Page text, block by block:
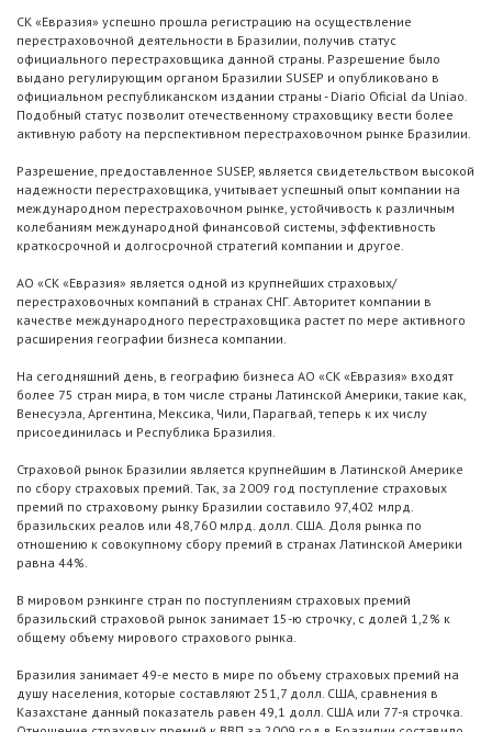
СК «Евразия» успешно прошла регистрацию на осуществление
перестраховочной деятельности в Бразилии, получив статус
официального перестраховщика данной страны. Разрешение было
выдано регулирующим органом Бразилии SUSEP и опубликовано в
официальном республиканском издании страны - Diario Oficial da Uniao.
Подобный статус позволит отечественному страховщику вести более
активную работу на перспективном перестраховочном рынке Бразилии.
Разрешение, предоставленное SUSEP, является свидетельством высокой
надежности перестраховщика, учитывает успешный опыт компании на
международном перестраховочном рынке, устойчивость к различным
колебаниям международной финансовой системы, эффективность
краткосрочной и долгосрочной стратегий компании и другое.
АО «СК «Евразия» является одной из крупнейших страховых/
перестраховочных компаний в странах СНГ. Авторитет компании в
качестве международного перестраховщика растет по мере активного
расширения географии бизнеса компании.
На сегодняшний день, в географию бизнеса АО «СК «Евразия» входят
более 75 стран мира, в том числе страны Латинской Америки, такие как,
Венесуэла, Аргентина, Мексика, Чили, Парагвай, теперь к их числу
присоединилась и Республика Бразилия.
Страховой рынок Бразилии является крупнейшим в Латинской Америке
по сбору страховых премий. Так, за 2009 год поступление страховых
премий по страховому рынку Бразилии составило 97,402 млрд.
бразильских реалов или 48,760 млрд. долл. США. Доля рынка по
отношению к совокупному сбору премий в странах Латинской Америки
равна 44%.
В мировом рэнкинге стран по поступлениям страховых премий
бразильский страховой рынок занимает 15-ю строчку, с долей 1,2% к
общему объему мирового страхового рынка.
Бразилия занимает 49-е место в мире по объему страховых премий на
душу населения, которые составляют 251,7 долл. США, сравнения в
Казахстане данный показатель равен 49,1 долл. США или 77-я строчка.